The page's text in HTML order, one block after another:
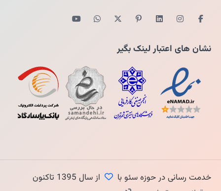
نشان های اعتبار لینک بگیر
خدمت رسانی در حوزه سئو با
از سال 1395 تاکنون